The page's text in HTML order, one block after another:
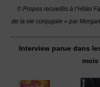
© Propos recueillis à l’Hôtel
de la vie conjugale » par
Interview parue dans
mois